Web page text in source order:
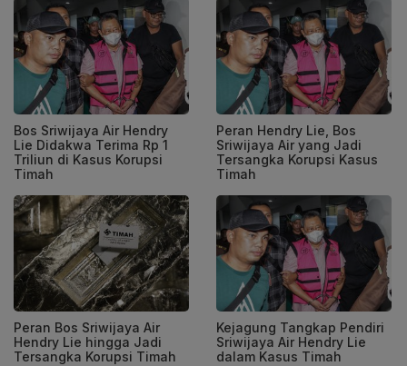
Bos Sriwijaya Air Hendry
Lie Didakwa Terima Rp 1
Triliun di Kasus Korupsi
Timah
Peran Hendry Lie, Bos
Sriwijaya Air yang Jadi
Tersangka Korupsi Kasus
Timah
Peran Bos Sriwijaya Air
Hendry Lie hingga Jadi
Tersangka Korupsi Timah
Kejagung Tangkap Pendiri
Sriwijaya Air Hendry Lie
dalam Kasus Timah